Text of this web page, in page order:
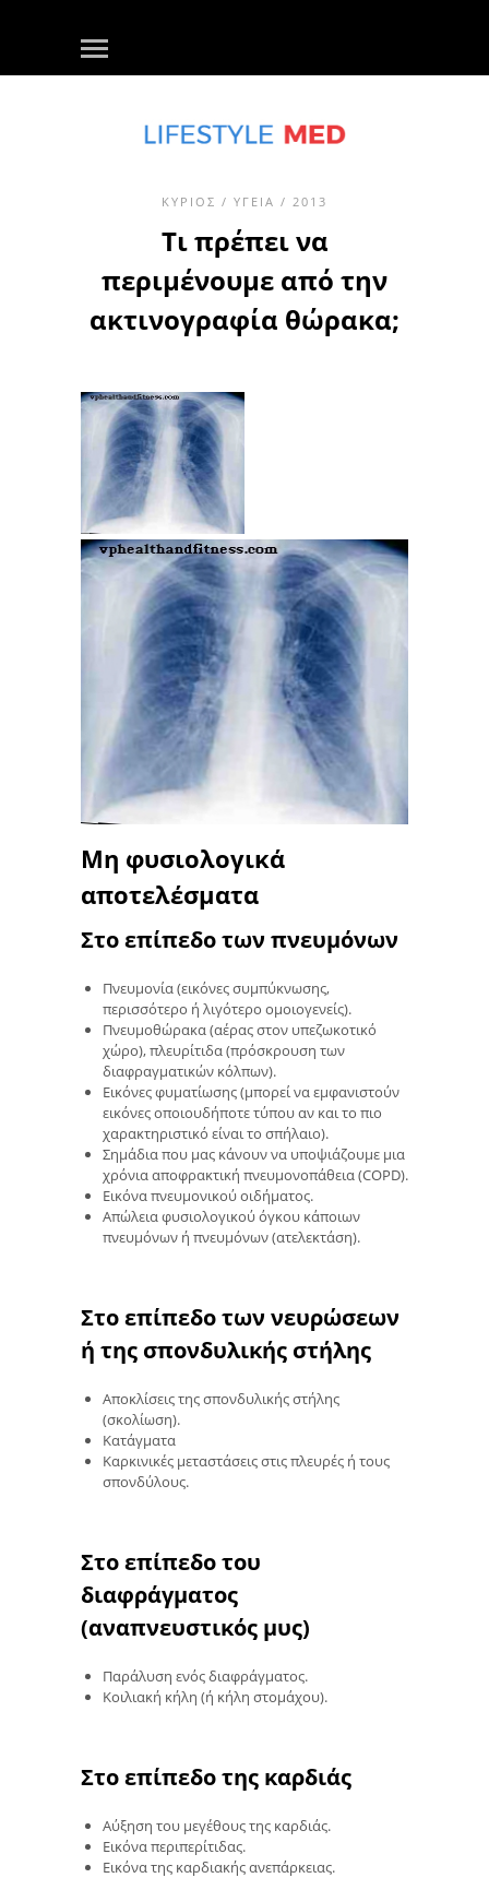
ΚΎΡΙΟΣ / ΥΓΕΊΑ / 2013
Τι πρέπει να
περιμένουμε από την
ακτινογραφία θώρακα;
Μη φυσιολογικά
αποτελέσματα
Στο επίπεδο των πνευμόνων
Πνευμονία (εικόνες συμπύκνωσης,
περισσότερο ή λιγότερο ομοιογενείς).
Πνευμοθώρακα (αέρας στον υπεζωκοτικό
χώρο), πλευρίτιδα (πρόσκρουση των
διαφραγματικών κόλπων).
Εικόνες φυματίωσης (μπορεί να εμφανιστούν
εικόνες οποιουδήποτε τύπου αν και το πιο
χαρακτηριστικό είναι το σπήλαιο).
Σημάδια που μας κάνουν να υποψιάζουμε μια
χρόνια αποφρακτική πνευμονοπάθεια (COPD).
Εικόνα πνευμονικού οιδήματος.
Απώλεια φυσιολογικού όγκου κάποιων
πνευμόνων ή πνευμόνων (ατελεκτάση).
Στο επίπεδο των νευρώσεων
ή της σπονδυλικής στήλης
Αποκλίσεις της σπονδυλικής στήλης
(σκολίωση).
Κατάγματα
Καρκινικές μεταστάσεις στις πλευρές ή τους
σπονδύλους.
Στο επίπεδο του
διαφράγματος
(αναπνευστικός μυς)
Παράλυση ενός διαφράγματος.
Κοιλιακή κήλη (ή κήλη στομάχου).
Στο επίπεδο της καρδιάς
Αύξηση του μεγέθους της καρδιάς.
Εικόνα περιπερίτιδας.
Εικόνα της καρδιακής ανεπάρκειας.